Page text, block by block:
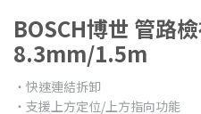
BOSCH博世 管路
8.3mm/1.5m
‧快速連結拆卸
‧支援上方定位/上方指向功能